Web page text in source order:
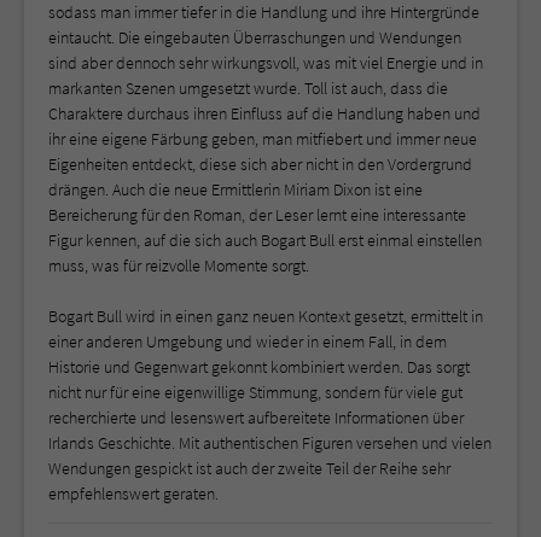
sodass man immer tiefer in die Handlung und ihre Hintergründe
eintaucht. Die eingebauten Überraschungen und Wendungen
sind aber dennoch sehr wirkungsvoll, was mit viel Energie und in
markanten Szenen umgesetzt wurde. Toll ist auch, dass die
Charaktere durchaus ihren Einfluss auf die Handlung haben und
ihr eine eigene Färbung geben, man mitfiebert und immer neue
Eigenheiten entdeckt, diese sich aber nicht in den Vordergrund
drängen. Auch die neue Ermittlerin Miriam Dixon ist eine
Bereicherung für den Roman, der Leser lernt eine interessante
Figur kennen, auf die sich auch Bogart Bull erst einmal einstellen
muss, was für reizvolle Momente sorgt.
Bogart Bull wird in einen ganz neuen Kontext gesetzt, ermittelt in
einer anderen Umgebung und wieder in einem Fall, in dem
Historie und Gegenwart gekonnt kombiniert werden. Das sorgt
nicht nur für eine eigenwillige Stimmung, sondern für viele gut
recherchierte und lesenswert aufbereitete Informationen über
Irlands Geschichte. Mit authentischen Figuren versehen und vielen
Wendungen gespickt ist auch der zweite Teil der Reihe sehr
empfehlenswert geraten.